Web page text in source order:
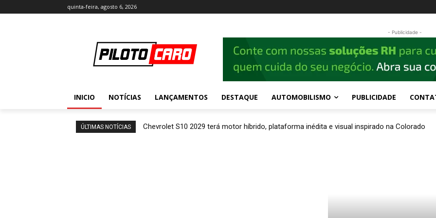
quinta-feira, agosto 6, 2026
- Publicidade -
INICIO NOTÍCIAS LANÇAMENTOS DESTAQUE AUTOMOBILISMO PUBLICIDADE
ÚLTIMAS NOTÍCIAS Chevrolet S10 2029 terá motor híbrido, plataforma inédita e visual inspirado na Colorado